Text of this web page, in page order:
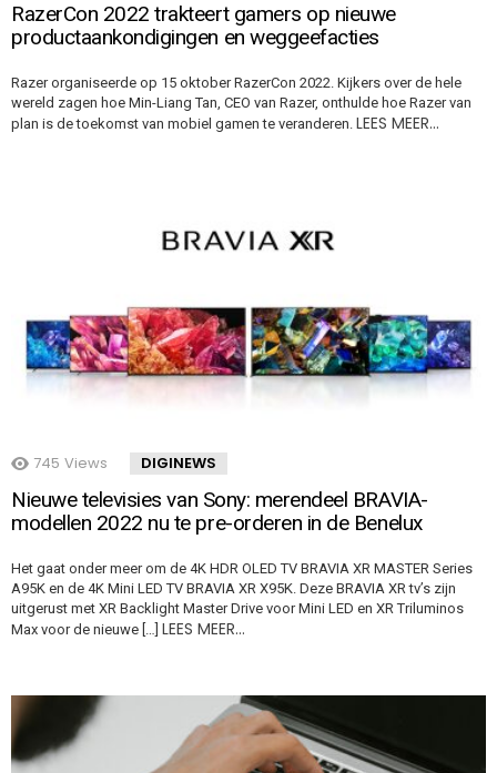
RazerCon 2022 trakteert gamers op nieuwe
productaankondigingen en weggeefacties
Razer organiseerde op 15 oktober RazerCon 2022. Kijkers over de hele
wereld zagen hoe Min-Liang Tan, CEO van Razer, onthulde hoe Razer van
plan is de toekomst van mobiel gamen te veranderen. LEES MEER…
745 Views DIGINEWS
Nieuwe televisies van Sony: merendeel BRAVIA-
modellen 2022 nu te pre-orderen in de Benelux
Het gaat onder meer om de 4K HDR OLED TV BRAVIA XR MASTER Series
A95K en de 4K Mini LED TV BRAVIA XR X95K. Deze BRAVIA XR tv’s zijn
uitgerust met XR Backlight Master Drive voor Mini LED en XR Triluminos
Max voor de nieuwe […] LEES MEER…